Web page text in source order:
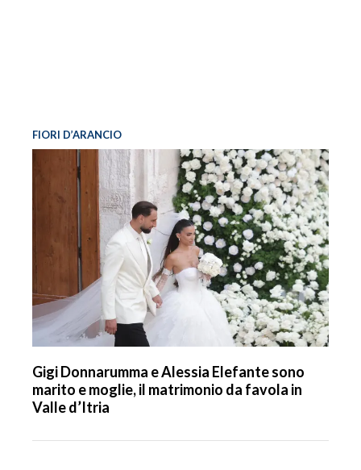
FIORI D’ARANCIO
Gigi Donnarumma e Alessia Elefante sono
marito e moglie, il matrimonio da favola in
Valle d’Itria